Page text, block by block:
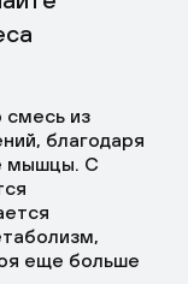
смесь из
благодаря
мышцы. С
еще больше